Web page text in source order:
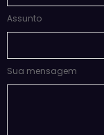
Assunto
Sua mensagem